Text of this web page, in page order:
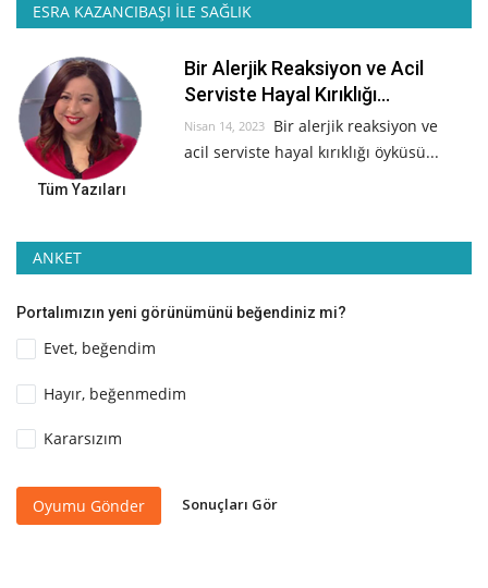
ESRA KAZANCIBAŞI İLE SAĞLIK
Bir Alerjik Reaksiyon ve Acil
Serviste Hayal Kırıklığı...
Nisan 14, 2023 Bir alerjik reaksiyon ve
acil serviste hayal kırıklığı öyküsü...
Tüm Yazıları
ANKET
Portalımızın yeni görünümünü beğendiniz mi?
Evet, beğendim
Hayır, beğenmedim
Kararsızım
Oyumu Gönder Sonuçları Gör